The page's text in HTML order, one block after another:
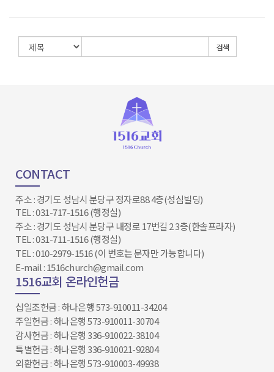
검색
CONTACT
주소 : 경기도 성남시 분당구 정자로88 4층(성심빌딩)
TEL : 031-717-1516 (행정실)
주소 : 경기도 성남시 분당구 내정로 17번길 2 3층(한솔프라자)
TEL : 031-711-1516 (행정실)
TEL : 010-2979-1516 (이 번호는 문자만 가능합니다)
E-mail : 1516church@gmail.com
1516교회 온라인헌금
십일조헌금 : 하나은행 573-910011-34204​​​​​​​
주일헌금 : 하나은행 573-910011-30704
감사헌금 : 하나은행 336-910022-38104
특별헌금 : 하나은행 336-910021-92804
외환헌금 : 하나은행 573-910003-49938